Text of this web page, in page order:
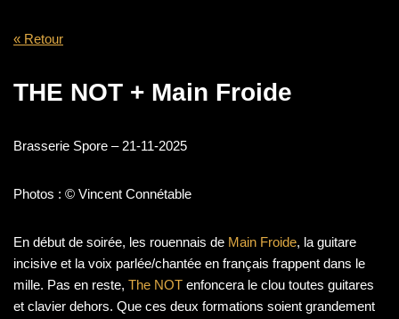
« Retour
THE NOT + Main Froide
Brasserie Spore – 21-11-2025
Photos : © Vincent Connétable
En début de soirée, les rouennais de Main Froide, la guitare
incisive et la voix parlée/chantée en français frappent dans le
mille. Pas en reste, The NOT enfoncera le clou toutes guitares
et clavier dehors. Que ces deux formations soient grandement